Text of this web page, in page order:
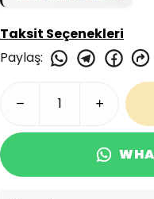
Taksit Seçenekleri
Paylaş: